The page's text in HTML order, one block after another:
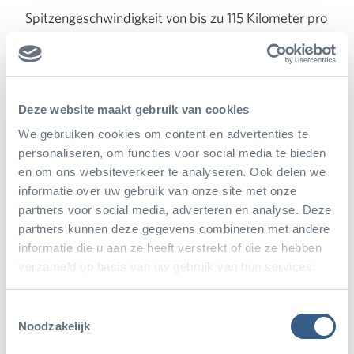
Deze website maakt gebruik van cookies
We gebruiken cookies om content en advertenties te
personaliseren, om functies voor social media te bieden
en om ons websiteverkeer te analyseren. Ook delen we
informatie over uw gebruik van onze site met onze
partners voor social media, adverteren en analyse. Deze
partners kunnen deze gegevens combineren met andere
informatie die u aan ze heeft verstrekt of die ze hebben
verzameld op basis van uw gebruik van hun services.
Noodzakelijk
Spitzengeschwindigkeit von bis zu 115 Kilometer pro
Stunde erreichen, halten diese jedoch nur wenige
Lesen Sie mehr über: